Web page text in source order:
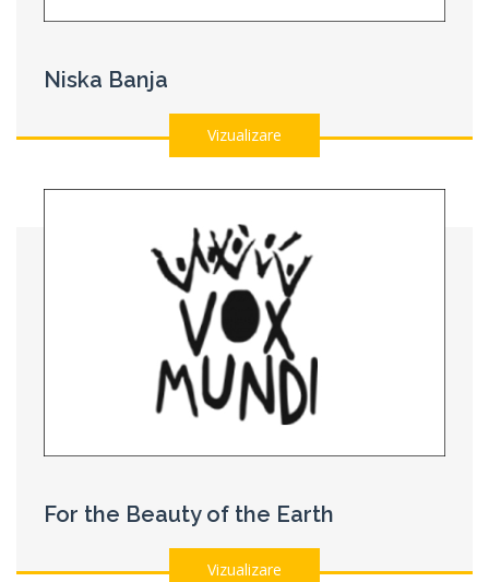
Niska Banja
Vizualizare
For the Beauty of the Earth
Vizualizare